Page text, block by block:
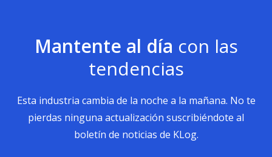
Mantente al día con las
tendencias
Esta industria cambia de la noche a la mañana. No te
pierdas ninguna actualización suscribiéndote al
boletín de noticias de KLog.